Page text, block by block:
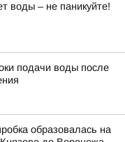
воды – не паникуйте!
подачи воды после
образовалась на